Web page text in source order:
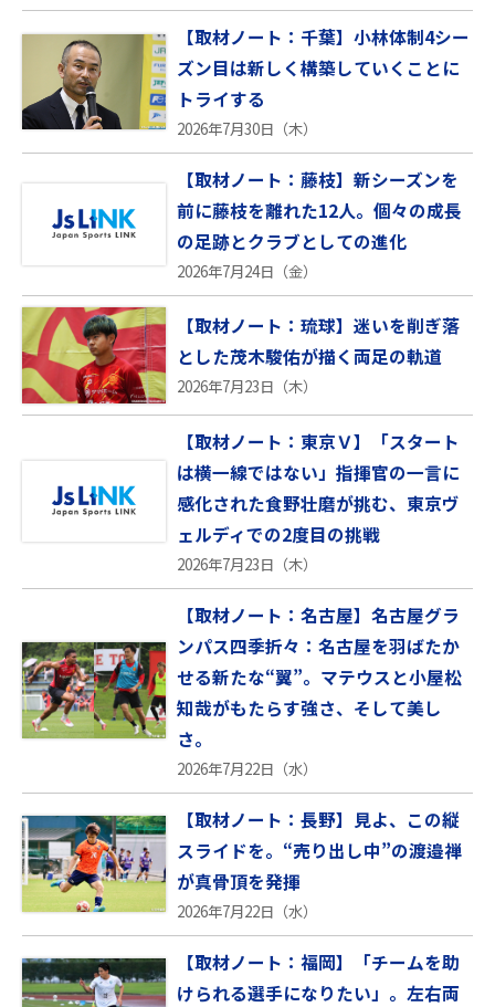
【取材ノート：千葉】小林体制4シー
ズン目は新しく構築していくことに
トライする
2026年7月30日（木）
【取材ノート：藤枝】新シーズンを
前に藤枝を離れた12人。個々の成長
の足跡とクラブとしての進化
2026年7月24日（金）
【取材ノート：琉球】迷いを削ぎ落
とした茂木駿佑が描く両足の軌道
2026年7月23日（木）
【取材ノート：東京Ｖ】「スタート
は横一線ではない」指揮官の一言に
感化された食野壮磨が挑む、東京ヴ
ェルディでの2度目の挑戦
2026年7月23日（木）
【取材ノート：名古屋】名古屋グラ
ンパス四季折々：名古屋を羽ばたか
せる新たな“翼”。マテウスと小屋松
知哉がもたらす強さ、そして美し
さ。
2026年7月22日（水）
【取材ノート：長野】見よ、この縦
スライドを。“売り出し中”の渡邉禅
が真骨頂を発揮
2026年7月22日（水）
【取材ノート：福岡】「チームを助
けられる選手になりたい」。左右両